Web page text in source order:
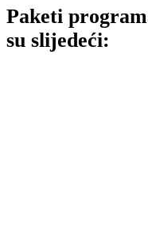
Paketi
su slijedeći: